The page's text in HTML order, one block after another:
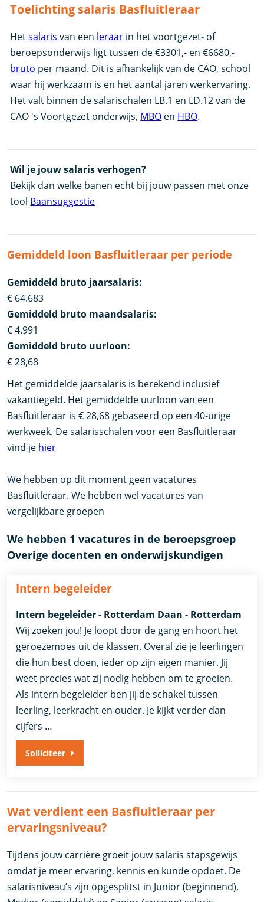
Toelichting salaris Basfluitleraar
Hetsalaris van een leraar in het voortgezet- of
beroepsonderwijs ligt tussen de €3301,- en €6680,-
bruto per maand. Dit is afhankelijk van de CAO, school
waar hij werkzaam is en het aantal jaren werkervaring.
Het valt binnen de salarischalen LB.1 en LD.12 van de
CAO 's Voortgezet onderwijs, MBO en HBO.
Wil je jouw salaris verhogen?
Bekijk dan welke banen echt bij jouw passen met onze
tool Baansuggestie
Gemiddeld loon Basfluitleraar per periode
Gemiddeld bruto jaarsalaris:
€ 64.683
Gemiddeld bruto maandsalaris:
€ 4.991
Gemiddeld bruto uurloon:
€ 28,68
Het gemiddelde jaarsalaris is berekend inclusief
vakantiegeld. Het gemiddelde uurloon van een
Basfluitleraar is € 28,68 gebaseerd op een 40-urige
werkweek. De salarisschalen voor een Basfluitleraar
vind je hier
We hebben op dit moment geen vacatures
Basfluitleraar. We hebben wel vacatures van
vergelijkbare groepen
We hebben 1 vacatures in de beroepsgroep
Overige docenten en onderwijskundigen
Intern begeleider
Intern begeleider - Rotterdam Daan - Rotterdam
Wij zoeken jou! Je loopt door de gang en hoort het
geroezemoes uit de klassen. Overal zie je leerlingen
die hun best doen, ieder op zijn eigen manier. Jij
weet precies wat zij nodig hebben om te groeien.
Als intern begeleider ben jij de schakel tussen
leerling, leerkracht en ouder. Je kijkt verder dan
cijfers …
Solliciteer
Wat verdient een Basfluitleraar per
ervaringsniveau?
Tijdens jouw carrière groeit jouw salaris stapsgewijs
omdat je meer ervaring, kennis en kunde opdoet. De
salarisniveau’s zijn opgesplitst in Junior (beginnend),